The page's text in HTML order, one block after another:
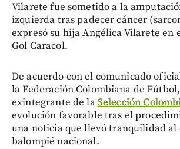
Vilarete fue sometido a la
izquierda tras padecer cáncer
expresó su hija Angélica Vilarete en
Gol Caracol.
De acuerdo con el comunicado
la Federación Colombiana de
exintegrante de laSelección
evolución favorable tras el
una noticia que llevó tranquilidad al
balompié nacional.